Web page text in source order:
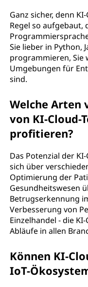
Ganz sicher, denn
Regel so aufgebaut,
Sie lieber in Python,
programmieren, Sie
Umgebungen für
sind.
Welche Arten
von KI-Cloud-
profitieren?
Das Potenzial der
sich über
Optimierung der
Gesundheitswesen
Betrugserkennung
Verbesserung von
Einzelhandel - die
Abläufe in allen
Können KI-
IoT-